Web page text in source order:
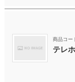
商品コー
テレ